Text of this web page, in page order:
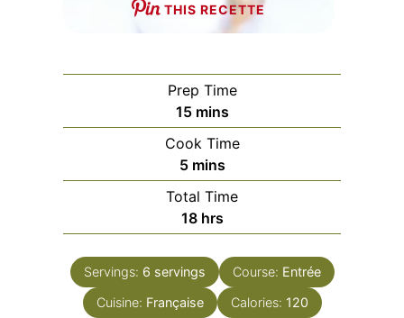
THIS RECETTE
Prep Time
15minutes
mins
Cook Time
5minutes
mins
Total Time
18hours
hrs
Servings: 6 servings Course: Entrée
Cuisine: Française Calories: 120